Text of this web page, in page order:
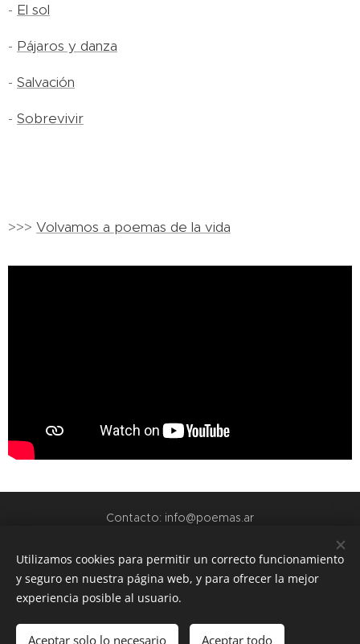
- El sol
- Pájaros y danza
- Salvación
- Sobrevivir
>>> Volvamos a poemas de la vida
Contacto: info@poemas.ar
webs amigas:
www.teamo.ar
www.dibujos.com.ar
Utilizamos cookies para permitir un correcto funcionamiento
y seguro en nuestra página web, y para ofrecer la mejor
experiencia posible al usuario.
Aceptar solo lo necesario Aceptar todo